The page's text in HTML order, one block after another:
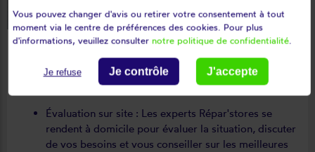
Conseil personnalisé et accompagnement
Évaluation sur site : Les experts Répar'stores se
rendent à domicile pour évaluer la situation, discuter
de vos besoins et vous conseiller sur les meilleures
Vous pouvez changer d'avis ou retirer votre consentement à tout
moment via le centre de préférences des cookies. Pour plus
d'informations, veuillez consulter notre politique de confidentialité.
Je refuse Je contrôle J'accepte